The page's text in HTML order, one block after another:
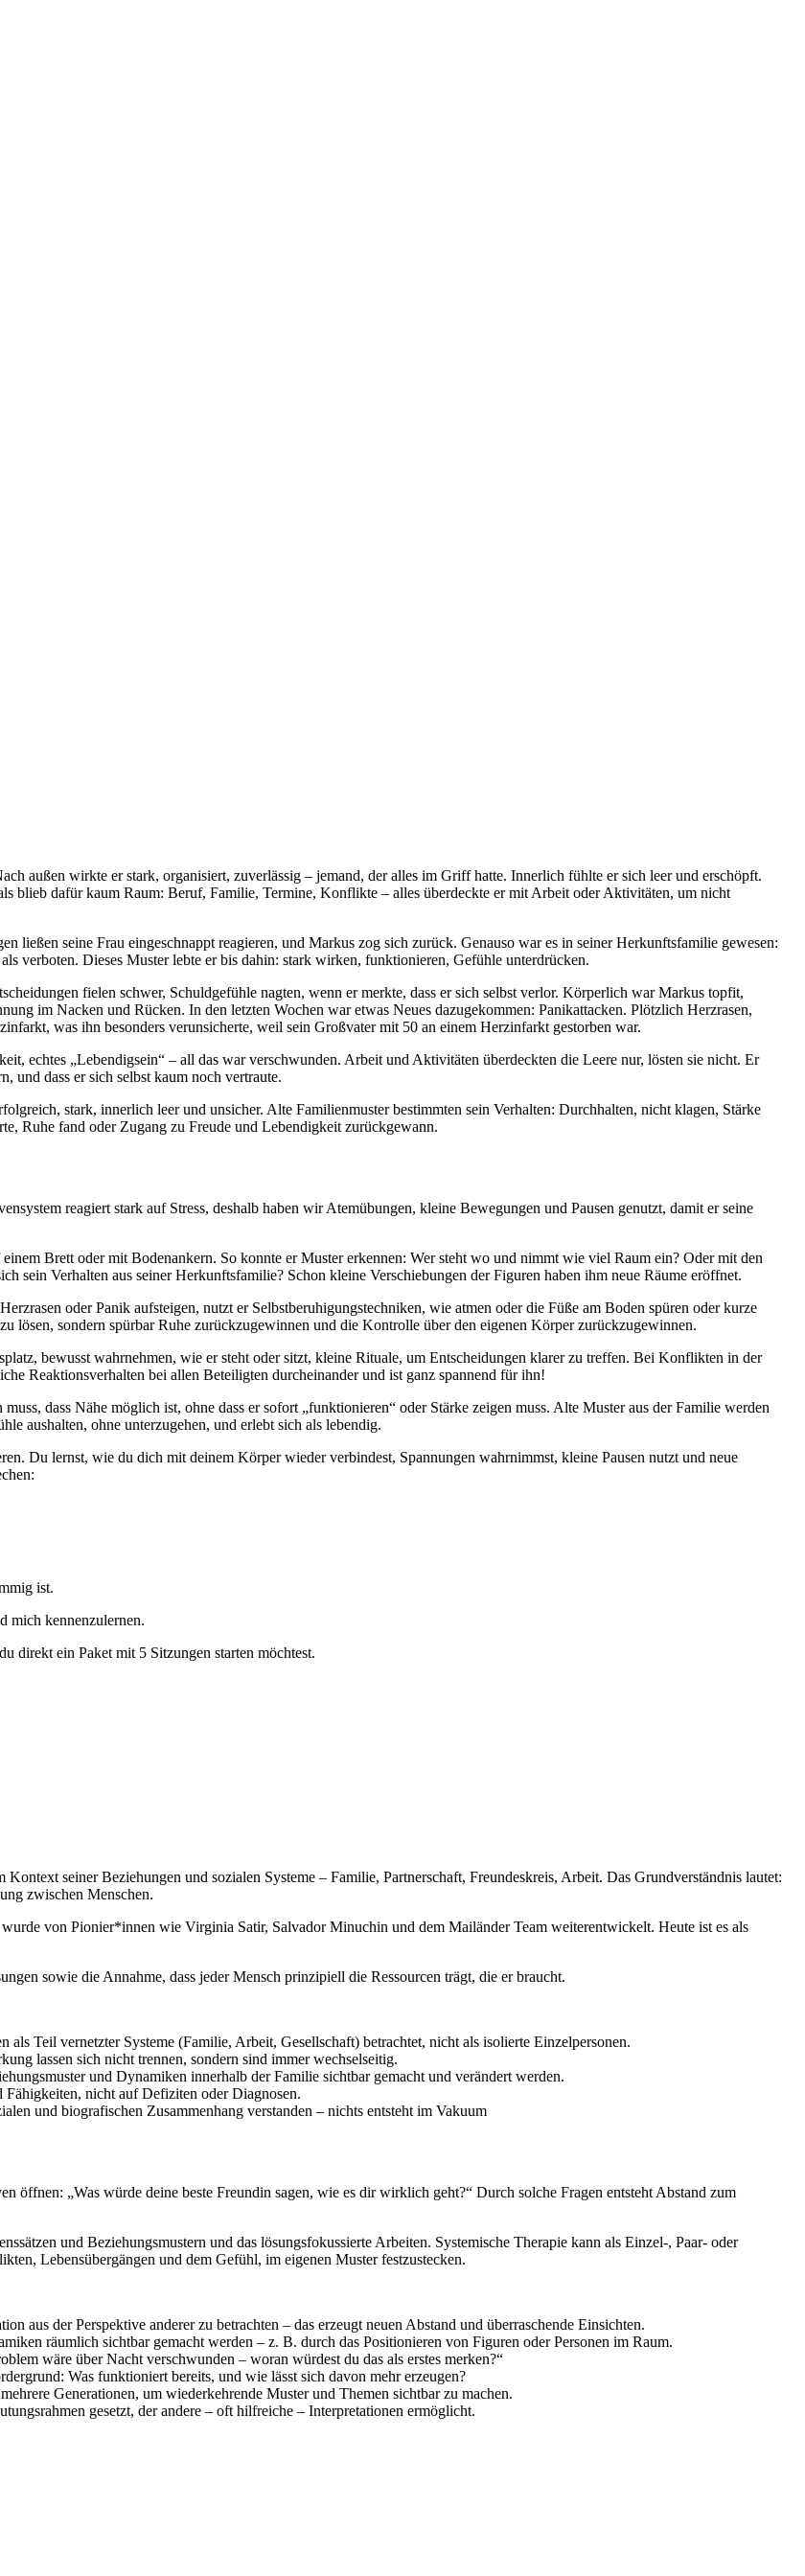
außen wirkte er stark, organisiert, zuverlässig – jemand, der alles im Griff hatte. Innerlich fühlte er sich leer und erschöpft.
blieb dafür kaum Raum: Beruf, Familie, Termine, Konflikte – alles überdeckte er mit Arbeit oder Aktivitäten, um nicht
ließen seine Frau eingeschnappt reagieren, und Markus zog sich zurück. Genauso war es in seiner Herkunftsfamilie gewesen:
verboten. Dieses Muster lebte er bis dahin: stark wirken, funktionieren, Gefühle unterdrücken.
fielen schwer, Schuldgefühle nagten, wenn er merkte, dass er sich selbst verlor. Körperlich war Markus topfit,
im Nacken und Rücken. In den letzten Wochen war etwas Neues dazugekommen: Panikattacken. Plötzlich Herzrasen,
was ihn besonders verunsicherte, weil sein Großvater mit 50 an einem Herzinfarkt gestorben war.
echtes „Lebendigsein“ – all das war verschwunden. Arbeit und Aktivitäten überdeckten die Leere nur, lösten sie nicht. Er
und dass er sich selbst kaum noch vertraute.
stark, innerlich leer und unsicher. Alte Familienmuster bestimmten sein Verhalten: Durchhalten, nicht klagen, Stärke
Ruhe fand oder Zugang zu Freude und Lebendigkeit zurückgewann.
reagiert stark auf Stress, deshalb haben wir Atemübungen, kleine Bewegungen und Pausen genutzt, damit er seine
Brett oder mit Bodenankern. So konnte er Muster erkennen: Wer steht wo und nimmt wie viel Raum ein? Oder mit den
sein Verhalten aus seiner Herkunftsfamilie? Schon kleine Verschiebungen der Figuren haben ihm neue Räume eröffnet.
oder Panik aufsteigen, nutzt er Selbstberuhigungstechniken, wie atmen oder die Füße am Boden spüren oder kurze
lösen, sondern spürbar Ruhe zurückzugewinnen und die Kontrolle über den eigenen Körper zurückzugewinnen.
bewusst wahrnehmen, wie er steht oder sitzt, kleine Rituale, um Entscheidungen klarer zu treffen. Bei Konflikten in der
Reaktionsverhalten bei allen Beteiligten durcheinander und ist ganz spannend für ihn!
dass Nähe möglich ist, ohne dass er sofort „funktionieren“ oder Stärke zeigen muss. Alte Muster aus der Familie werden
aushalten, ohne unterzugehen, und erlebt sich als lebendig.
Du lernst, wie du dich mit deinem Körper wieder verbindest, Spannungen wahrnimmst, kleine Pausen nutzt und neue
ist.
mich kennenzulernen.
direkt ein Paket mit 5 Sitzungen starten möchtest.
seiner Beziehungen und sozialen Systeme – Familie, Partnerschaft, Freundeskreis, Arbeit. Das Grundverständnis lautet:
zwischen Menschen.
von Pionier*innen wie Virginia Satir, Salvador Minuchin und dem Mailänder Team weiterentwickelt. Heute ist es als
sowie die Annahme, dass jeder Mensch prinzipiell die Ressourcen trägt, die er braucht.
als Teil vernetzter Systeme (Familie, Arbeit, Gesellschaft) betrachtet, nicht als isolierte Einzelpersonen.
lassen sich nicht trennen, sondern sind immer wechselseitig.
und Dynamiken innerhalb der Familie sichtbar gemacht und verändert werden.
nicht auf Defiziten oder Diagnosen.
und biografischen Zusammenhang verstanden – nichts entsteht im Vakuum
öffnen: „Was würde deine beste Freundin sagen, wie es dir wirklich geht?“ Durch solche Fragen entsteht Abstand zum
und Beziehungsmustern und das lösungsfokussierte Arbeiten. Systemische Therapie kann als Einzel-, Paar- oder
Lebensübergängen und dem Gefühl, im eigenen Muster festzustecken.
aus der Perspektive anderer zu betrachten – das erzeugt neuen Abstand und überraschende Einsichten.
räumlich sichtbar gemacht werden – z. B. durch das Positionieren von Figuren oder Personen im Raum.
wäre über Nacht verschwunden – woran würdest du das als erstes merken?“
Was funktioniert bereits, und wie lässt sich davon mehr erzeugen?
Generationen, um wiederkehrende Muster und Themen sichtbar zu machen.
gesetzt, der andere – oft hilfreiche – Interpretationen ermöglicht.